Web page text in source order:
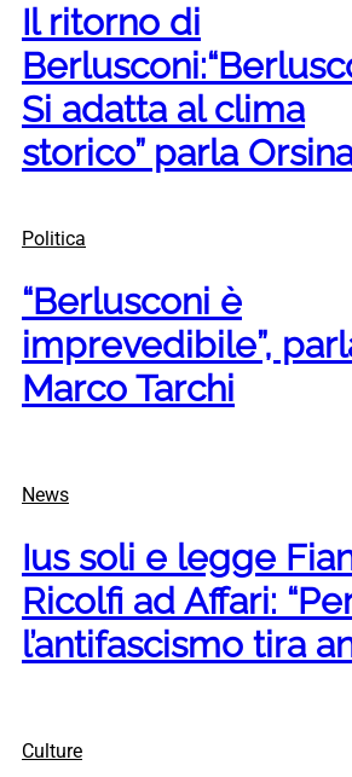
Il ritorno di
Si adatta al clima
storico” parla
Politica
“Berlusconi è
imprevedibile”,
Marco Tarchi
News
Ius soli e legge
Ricolfi ad Affari:
l’antifascismo tira
Culture